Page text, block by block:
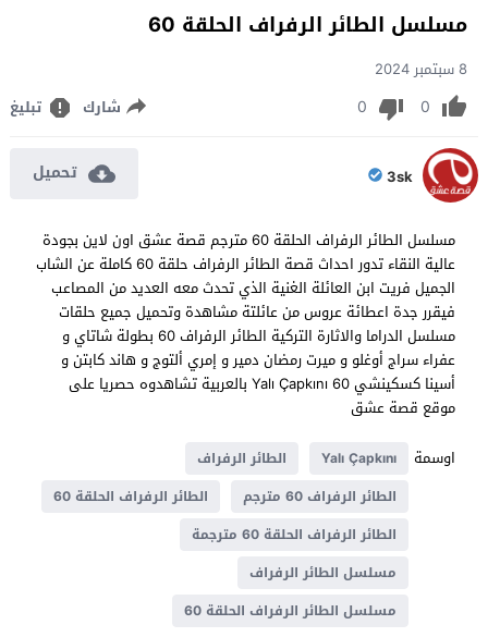
مسلسل الطائر الرفراف الحلقة 60
8 سبتمبر 2024
0
0 شارك تبليغ
3sk تحميل
مسلسل الطائر الرفراف الحلقة 60 مترجم قصة عشق اون لاين بجودة
عالية النقاء تدور احداث قصة الطائر الرفراف حلقة 60 كاملة عن الشاب
الجميل فريت ابن العائلة الغنية الذي تحدث معه العديد من المصاعب
فيقرر جدة اعطائة عروس من عائلتة مشاهدة وتحميل جميع حلقات
مسلسل الدراما والاثارة التركية الطائر الرفراف 60 بطولة شاتاي و
عفراء سراج أوغلو و ميرت رمضان دمير و إمري ألتوج و هاند كابتن و
أسينا كسكينشي Yalı Çapkını 60 بالعربية تشاهدوه حصريا على
موقع قصة عشق
اوسمة
Yalı Çapkını
الطائر الرفراف
الطائر الرفراف 60 مترجم
الطائر الرفراف الحلقة 60
الطائر الرفراف الحلقة 60 مترجمة
مسلسل الطائر الرفراف
مسلسل الطائر الرفراف الحلقة 60